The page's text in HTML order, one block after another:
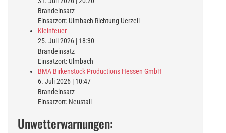
Brandeinsatz
Einsatzort: Ulmbach Richtung Uerzell
Kleinfeuer
25. Juli 2026 | 18:30
Brandeinsatz
Einsatzort: Ulmbach
BMA Birkenstock Productions Hessen GmbH
6. Juli 2026 | 10:47
Brandeinsatz
Einsatzort: Neustall
Unwetterwarnungen: